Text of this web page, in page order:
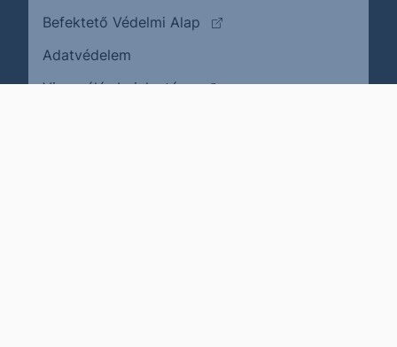
Befektető Védelmi Alap
(külső oldalra ugrik)
Adatvédelem
Visszaélés bejelentése(külső oldalra ugrik)